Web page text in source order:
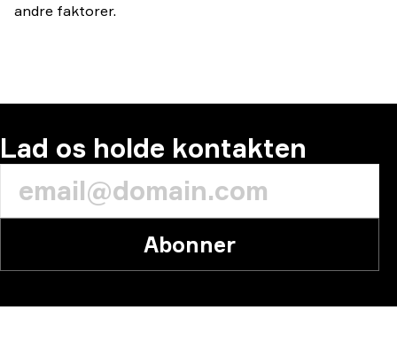
andre faktorer.
Lad os holde kontakten
Abonner